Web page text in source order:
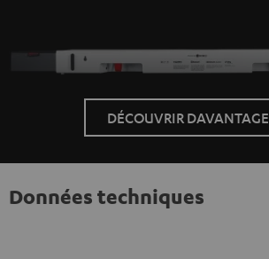
DÉCOUVRIR DAVANTAGE
Données techniques